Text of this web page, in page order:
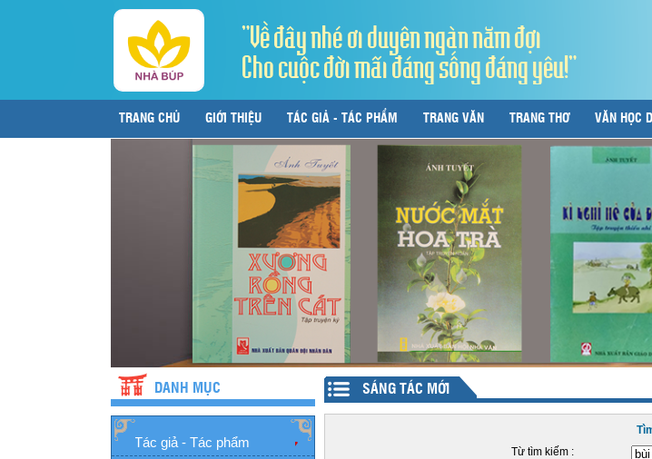
"Về đây nhé ơi duyên ngàn năm đợi
Cho cuộc đời mãi đáng sống đáng yêu!"
TRANG CHỦ GIỚI THIỆU TÁC GIẢ - TÁC PHẨM TRANG VĂN TRANG THƠ VĂN HỌC
DANH MỤC
Tác giả - Tác phẩm
SÁNG TÁC MỚI
Từ tìm kiếm :